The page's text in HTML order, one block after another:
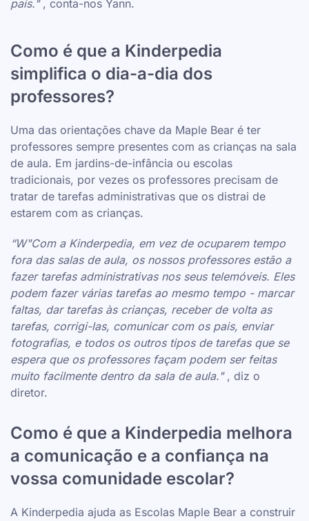
pais." , conta-nos Yann.
Como é que a Kinderpedia
simplifica o dia-a-dia dos
professores?
Uma das orientações chave da Maple Bear é ter
professores sempre presentes com as crianças na sala
de aula. Em jardins-de-infância ou escolas
tradicionais, por vezes os professores precisam de
tratar de tarefas administrativas que os distrai de
estarem com as crianças.
“W"Com a Kinderpedia, em vez de ocuparem tempo
fora das salas de aula, os nossos professores estão a
fazer tarefas administrativas nos seus telemóveis. Eles
podem fazer várias tarefas ao mesmo tempo - marcar
faltas, dar tarefas às crianças, receber de volta as
tarefas, corrigi-las, comunicar com os pais, enviar
fotografias, e todos os outros tipos de tarefas que se
espera que os professores façam podem ser feitas
muito facilmente dentro da sala de aula." , diz o
diretor.
Como é que a Kinderpedia melhora
a comunicação e a confiança na
vossa comunidade escolar?
A Kinderpedia ajuda as Escolas Maple Bear a construir